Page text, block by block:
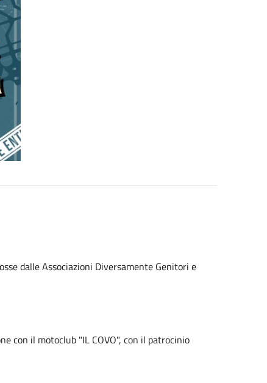
dalle Associazioni Diversamente Genitori e
con il motoclub "IL COVO", con il patrocinio